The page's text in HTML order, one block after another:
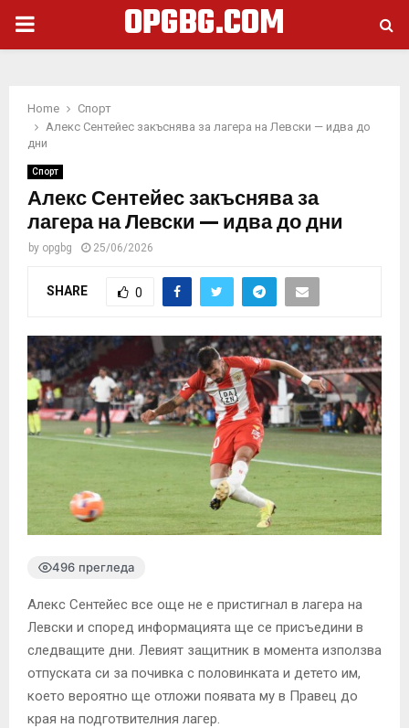
PRIMARY
OPGBG.COM
Home
Спорт
Алекс Сентейес закъснява за лагера на Левски — идва до
дни
Спорт
Алекс Сентейес закъснява за
лагера на Левски — идва до дни
by opgbg 25/06/2026
SHARE 0
496 прегледа
Алекс Сентейес все още не е пристигнал в лагера на
Левски и според информацията ще се присъедини в
следващите дни. Левият защитник в момента използва
отпуската си за почивка с половинката и детето им,
което вероятно ще отложи появата му в Правец до
края на подготвителния лагер.